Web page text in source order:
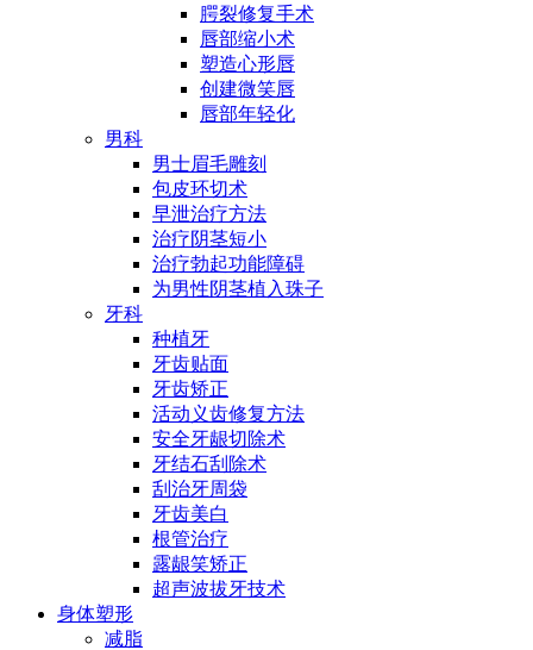
腭裂修复手术
唇部缩小术
塑造心形唇
创建微笑唇
唇部年轻化
男科
男士眉毛雕刻
包皮环切术
早泄治疗方法
治疗阴茎短小
治疗勃起功能障碍
为男性阴茎植入珠子
牙科
种植牙
牙齿贴面
牙齿矫正
活动义齿修复方法
安全牙龈切除术
牙结石刮除术
刮治牙周袋
牙齿美白
根管治疗
露龈笑矫正
超声波拔牙技术
身体塑形
减脂